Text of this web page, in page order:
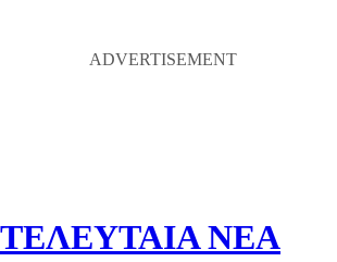
ΤΕΛΕΥΤΑΙΑ ΝΕΑ